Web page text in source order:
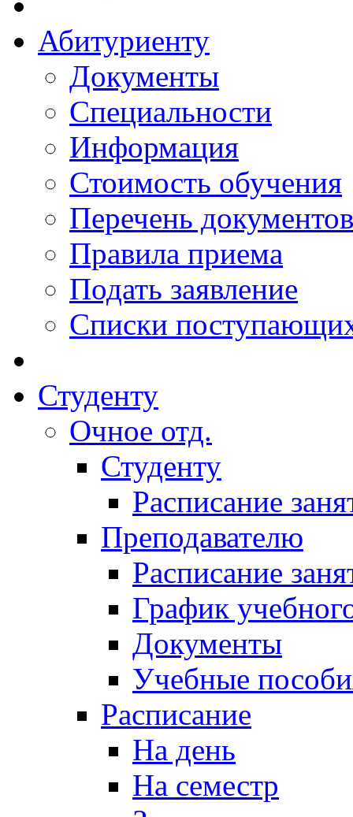
Абитуриенту
Документы
Специальности
Информация
Стоимость обучения
Перечень документов
Правила приема
Подать заявление
Списки
Студенту
Очное отд.
Студенту
Расписание
Преподавателю
Расписание
График
Документы
Учебные
Расписание
На день
На семестр